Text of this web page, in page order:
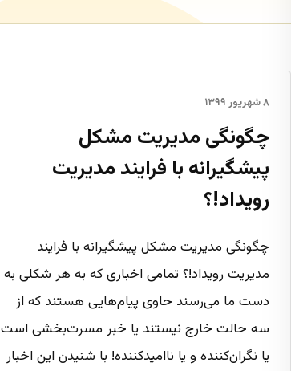
۸ شهریور ۱۳۹۹
چگونگی مدیریت مشکل
پیشگیرانه با فرایند مدیریت
رویداد!؟
چگونگی مدیریت مشکل پیشگیرانه با فرایند
مدیریت رویداد!؟ تمامی اخباری که به هر شکلی به
دست ما می‌رسند حاوی پیام‌هایی هستند که از
سه حالت خارج نیستند یا خبر مسرت‌بخشی است
یا نگران‌کننده و یا ناامیدکننده! با شنیدن این اخبار